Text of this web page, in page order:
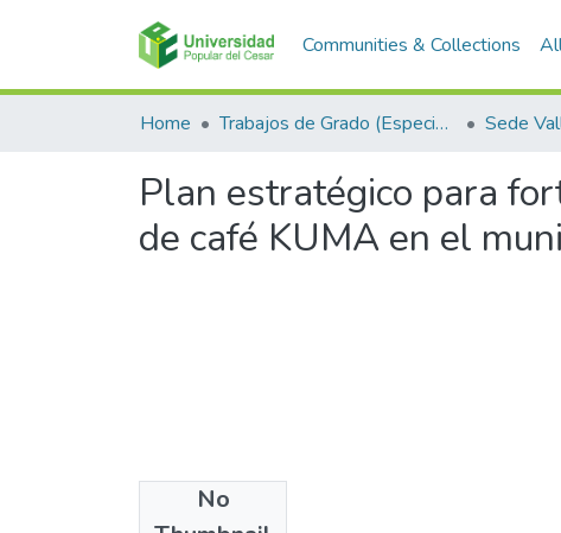
Communities & Collections
Home Trabajos de Grado (Especializaciones y Pregrados) Sede
Plan estratégico para
de café KUMA en el
No